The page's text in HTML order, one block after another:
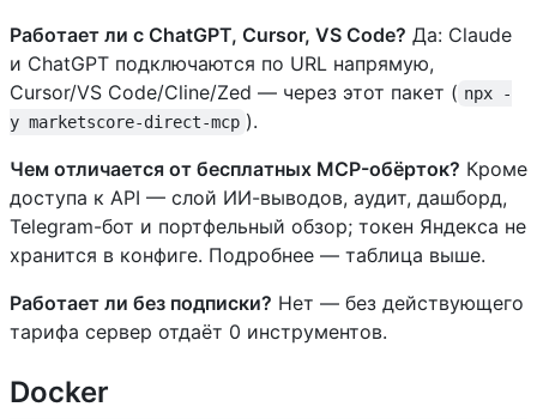
Работает ли с ChatGPT, Cursor, VS Code? Да: Claude
и ChatGPT подключаются по URL напрямую,
Cursor/VS Code/Cline/Zed — через этот пакет ( npx -
y marketscore-direct-mcp ).
Чем отличается от бесплатных MCP-обёрток? Кроме
доступа к API — слой ИИ-выводов, аудит, дашборд,
Telegram-бот и портфельный обзор; токен Яндекса не
хранится в конфиге. Подробнее — таблица выше.
Работает ли без подписки? Нет — без действующего
тарифа сервер отдаёт 0 инструментов.
Docker